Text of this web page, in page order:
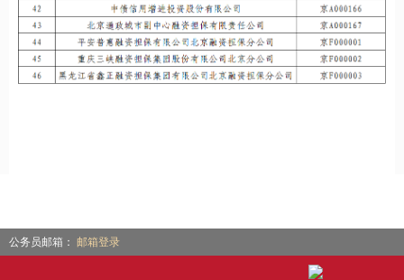
公务员邮箱： 邮箱登录